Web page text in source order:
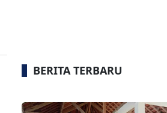
BERITA TERBARU